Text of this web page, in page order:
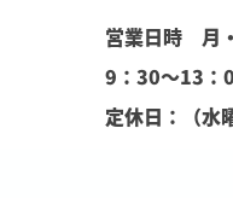
営業日時 月
9：30～13
定休日：（水